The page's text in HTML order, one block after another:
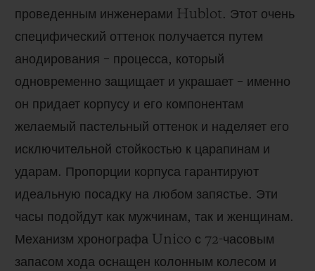
проведенным инженерами Hublot. Этот очень
специфический оттенок получается путем
анодирования – процесса, который
одновременно защищает и украшает – именно
он придает корпусу и его компонентам
желаемый пастельный оттенок и наделяет его
исключительной стойкостью к царапинам и
ударам. Пропорции корпуса гарантируют
идеальную посадку на любом запястье. Эти
часы подойдут как мужчинам, так и женщинам.
Механизм хронографа Unico с 72-часовым
запасом хода оснащен колонным колесом и